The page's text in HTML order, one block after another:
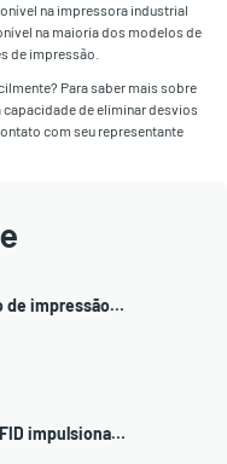
na impressora industrial
na maioria dos modelos de
de impressão.
Para saber mais sobre
capacidade de eliminar desvios
com seu representante
de impressão…
impulsiona…